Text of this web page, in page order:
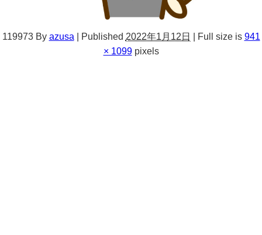
119973 By azusa Published 2022年1月12日 Full size is 941
× 1099pixels